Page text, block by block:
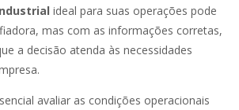
ideal para suas operações pode
mas com as informações corretas,
a decisão atenda às necessidades
avaliar as condições operacionais